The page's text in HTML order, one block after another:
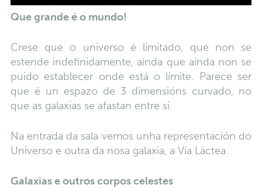
Que grande é o mundo!
Crese que o universo é limitado, que non se
estende indefinidamente, aínda que aínda non se
puido establecer onde está o límite. Parece ser
que é un espazo de 3 dimensións curvado, no
que as galaxias se afastan entre si.
Na entrada da sala vemos unha representación do
Universo e outra da nosa galaxia, a Vía Láctea.
Galaxias e outros corpos celestes